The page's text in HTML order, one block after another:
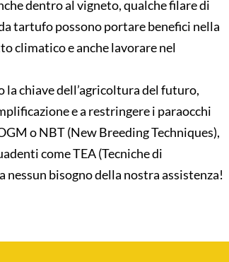
dentro al vigneto, qualche filare di
tartufo possono portare benefici nella
climatico e anche lavorare nel
chiave dell’agricoltura del futuro,
e a restringere i paraocchi
o NBT (New Breeding Techniques),
come TEA (Tecniche di
nessun bisogno della nostra assistenza!